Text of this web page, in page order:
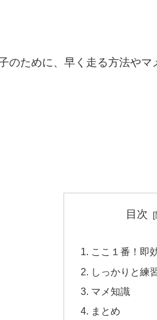
のために、早く走る方法やマ
目次
ここ１番！即
しっかりと練
マメ知識
まとめ